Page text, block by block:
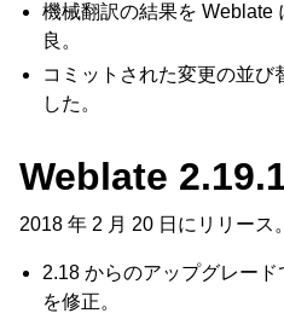
navigation of 導入方法
機械翻訳の結果を Weblate
良。
コミットされた変更の並び
した。
Weblate
2018 年 2 月 20 日にリリース。
2.18 からのアップグレー
を修正。